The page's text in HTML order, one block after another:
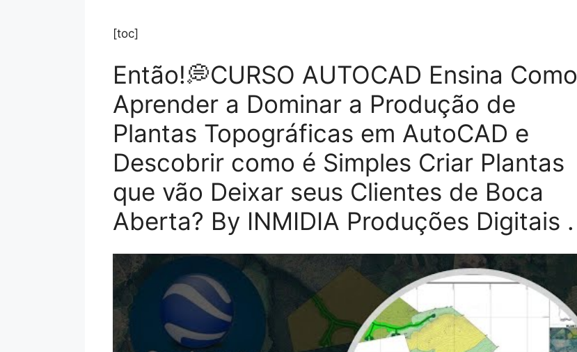
[toc]
Então!💭CURSO AUTOCAD Ensina Como
Aprender a Dominar a Produção de
Plantas Topográficas em AutoCAD e
Descobrir como é Simples Criar Plantas
que vão Deixar seus Clientes de Boca
Aberta? By INMIDIA Produções Digitais .